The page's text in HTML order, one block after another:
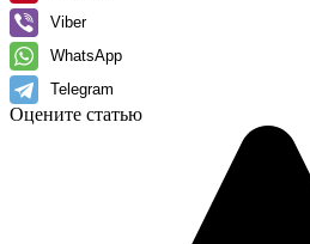
Viber
WhatsApp
Telegram
Оцените статью